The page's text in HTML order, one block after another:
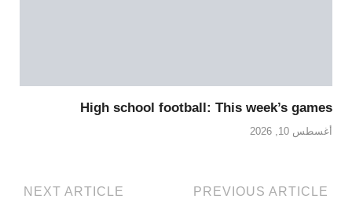
High school football: This week’s games
أغسطس 10, 2026
PREVIOUS ARTICLE
NEXT ARTICLE